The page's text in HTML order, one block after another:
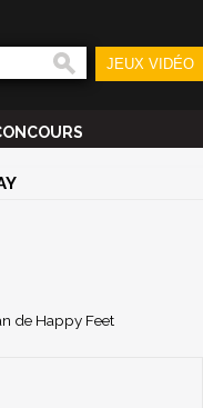
JEUX VIDÉO
de Happy Feet